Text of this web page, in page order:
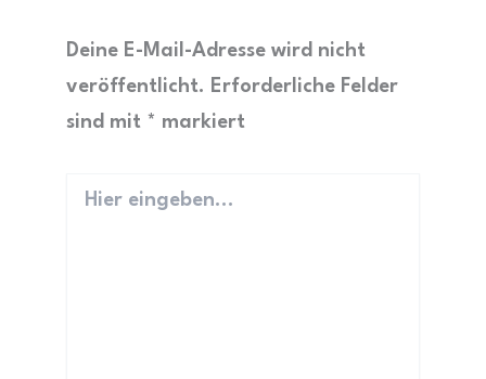
Deine E-Mail-Adresse wird nicht
veröffentlicht. Erforderliche Felder
sind mit * markiert
eingeben…